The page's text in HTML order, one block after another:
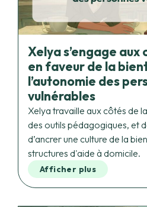
Xelya s’engage aux
l’autonomie des
vulnérables
Xelya travaille aux côtés de
des outils pédagogiques, et
d’ancrer une culture de la
structures d'aide à domicile.
Afficher plus